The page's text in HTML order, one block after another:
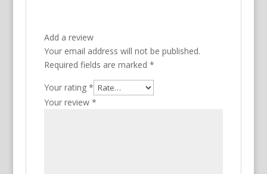
Add a review
Your email address will not be published.
Required fields are marked *
Your rating *
Your review *